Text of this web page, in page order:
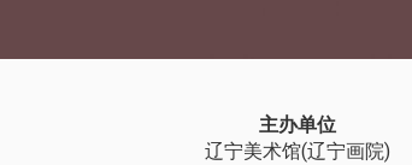
主办单位
辽宁美术馆(辽宁画院)